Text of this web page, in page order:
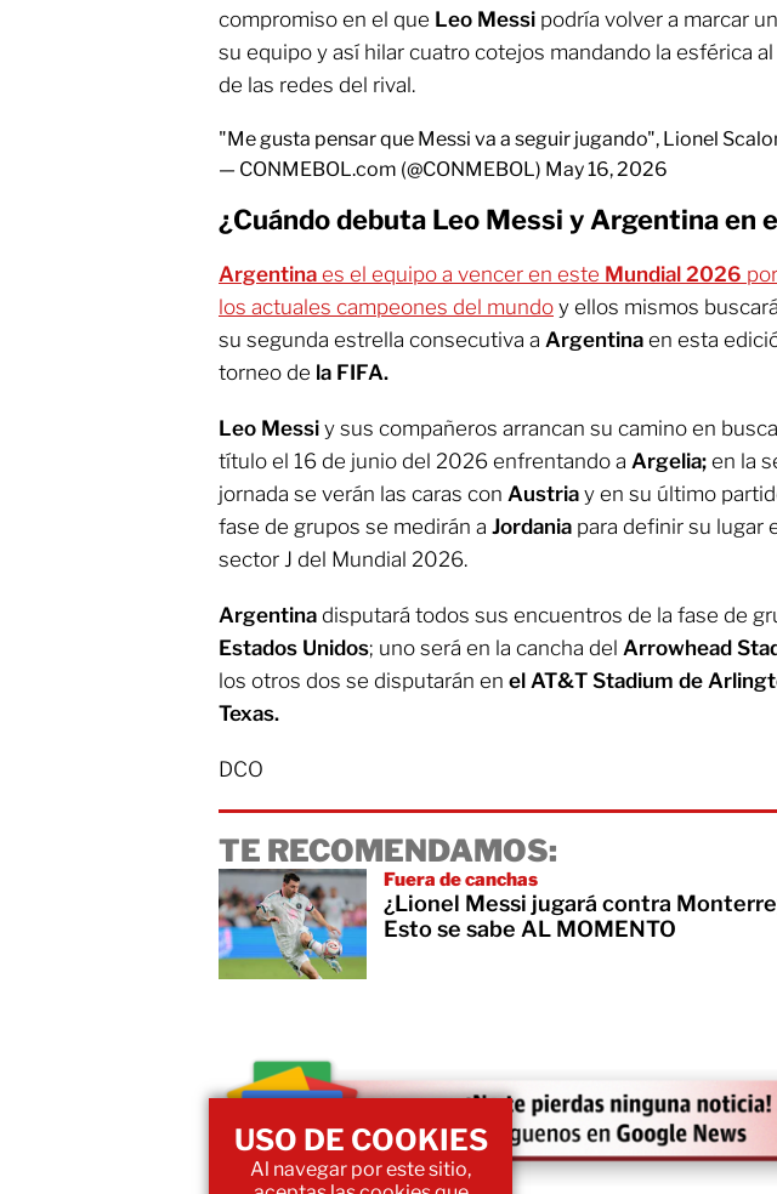
compromiso en el que Leo Messi podría volver a marcar
su equipo y así hilar cuatro cotejos mandando la esférica
de las redes del rival.
"Me gusta pensar que Messi va a seguir jugando", Lionel
— CONMEBOL.com (@CONMEBOL) May 16, 2026
¿Cuándo debuta Leo Messi y Argentina en
Argentina es el equipo a vencer en este Mundial 2026
los actuales campeones del mundo y ellos mismos
su segunda estrella consecutiva a Argentina en esta
torneo de la FIFA.
Leo Messi y sus compañeros arrancan su camino en
título el 16 de junio del 2026 enfrentando a Argelia; en la
jornada se verán las caras con Austria y en su último
fase de grupos se medirán a Jordania para definir su lugar
sector J del Mundial 2026.
Argentina disputará todos sus encuentros de la fase de
Estados Unidos; uno será en la cancha del Arrowhead
los otros dos se disputarán en el AT&T Stadium de
Texas.
DCO
TE RECOMENDAMOS:
Fuera de canchas
¿Lionel Messi jugará contra
Esto se sabe AL MOMENTO
USO DE COOKIES
Al navegar por este sitio,